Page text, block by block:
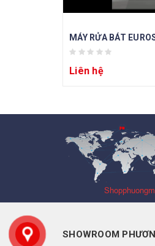
Liên hệ
SHOWROOM